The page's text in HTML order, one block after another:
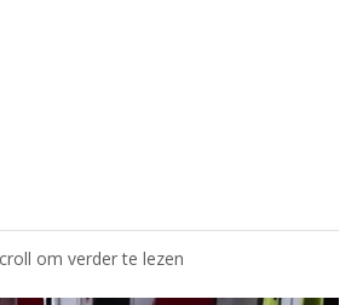
om verder te lezen